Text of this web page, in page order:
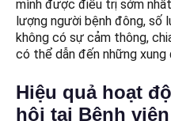
mình được điều trị sớm
lượng người bệnh đông, số
không có sự cảm thông,
có thể dẫn đến những
Hiệu quả hoạt
hội tại Bệnh